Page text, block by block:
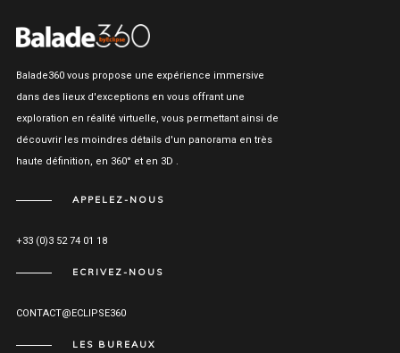
Balade360 vous propose une expérience immersive
dans des lieux d'exceptions en vous offrant une
exploration en réalité virtuelle, vous permettant ainsi de
découvrir les moindres détails d'un panorama en très
haute définition, en 360° et en 3D .
APPELEZ-NOUS
+33 (0)3 52 74 01 18
ECRIVEZ-NOUS
CONTACT@ECLIPSE360
LES BUREAUX